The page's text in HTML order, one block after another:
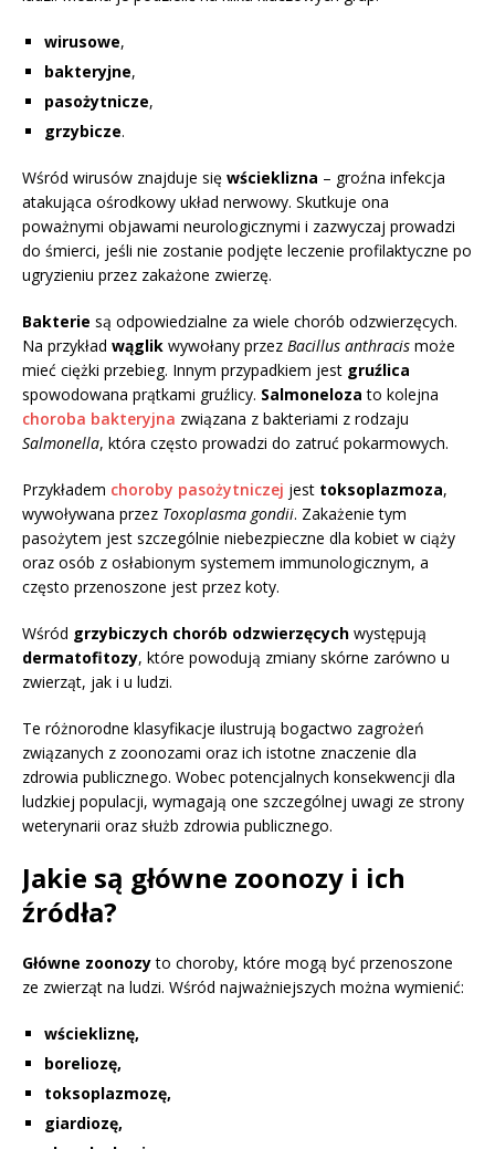
wirusowe,
bakteryjne,
pasożytnicze,
grzybicze.
Wśród wirusów znajduje się wścieklizna – groźna infekcja
atakująca ośrodkowy układ nerwowy. Skutkuje ona
poważnymi objawami neurologicznymi i zazwyczaj prowadzi
do śmierci, jeśli nie zostanie podjęte leczenie profilaktyczne po
ugryzieniu przez zakażone zwierzę.
Bakterie są odpowiedzialne za wiele chorób odzwierzęcych.
Na przykład wąglik wywołany przez Bacillus anthracis może
mieć ciężki przebieg. Innym przypadkiem jest gruźlica
spowodowana prątkami gruźlicy. Salmoneloza to kolejna
choroba bakteryjna związana z bakteriami z rodzaju
Salmonella, która często prowadzi do zatruć pokarmowych.
Przykładem choroby pasożytniczej jest toksoplazmoza,
wywoływana przez Toxoplasma gondii. Zakażenie tym
pasożytem jest szczególnie niebezpieczne dla kobiet w ciąży
oraz osób z osłabionym systemem immunologicznym, a
często przenoszone jest przez koty.
Wśród grzybiczych chorób odzwierzęcych występują
dermatofitozy, które powodują zmiany skórne zarówno u
zwierząt, jak i u ludzi.
Te różnorodne klasyfikacje ilustrują bogactwo zagrożeń
związanych z zoonozami oraz ich istotne znaczenie dla
zdrowia publicznego. Wobec potencjalnych konsekwencji dla
ludzkiej populacji, wymagają one szczególnej uwagi ze strony
weterynarii oraz służb zdrowia publicznego.
Jakie są główne zoonozy i ich
źródła?
Główne zoonozyto choroby, które mogą być przenoszone
ze zwierząt na ludzi. Wśród najważniejszych można wymienić:
wściekliznę,
boreliozę,
toksoplazmozę,
giardiozę,